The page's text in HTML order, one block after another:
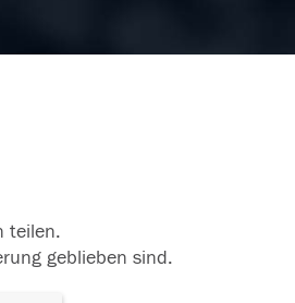
teilen.
geblieben sind.